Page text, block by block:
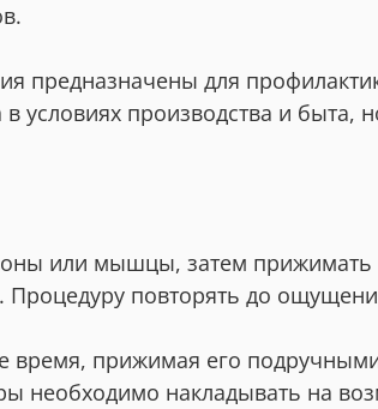
предназначены для
условиях производства и быта,
или мышцы, затем прижимать
повторять до
прижимая его
необходимо накладывать на